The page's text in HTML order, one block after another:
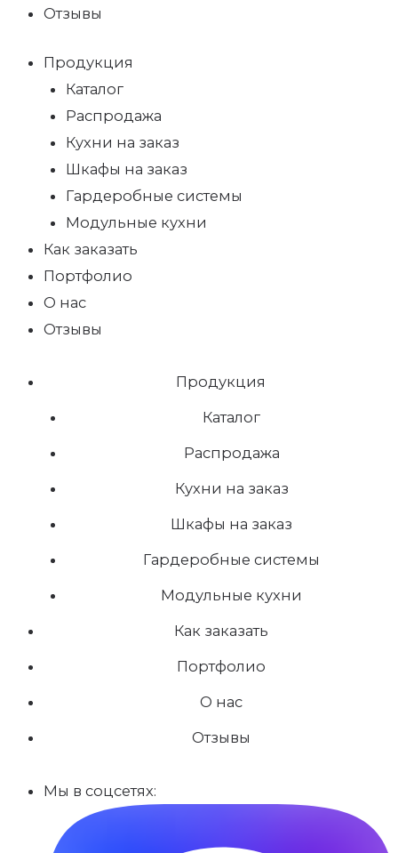
Отзывы
Продукция
Каталог
Распродажа
Кухни на заказ
Шкафы на заказ
Гардеробные системы
Модульные кухни
Как заказать
Портфолио
О нас
Отзывы
Продукция
Каталог
Распродажа
Кухни на заказ
Шкафы на заказ
Гардеробные системы
Модульные кухни
Как заказать
Портфолио
О нас
Отзывы
Мы в соцсетях: